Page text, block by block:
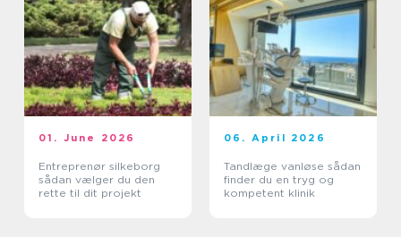
01. June 2026
Entreprenør silkeborg
sådan vælger du den
rette til dit projekt
06. April 2026
Tandlæge vanløse sådan
finder du en tryg og
kompetent klinik